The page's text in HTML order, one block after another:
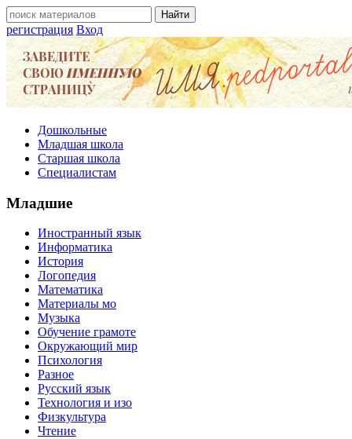
регистрация Вход
Дошкольные
Младшая школа
Старшая школа
Специалистам
Младшие
Иностранный язык
Информатика
История
Логопедия
Математика
Материалы мо
Музыка
Обучение грамоте
Окружающий мир
Психология
Разное
Русский язык
Технология и изо
Физкультура
Чтение